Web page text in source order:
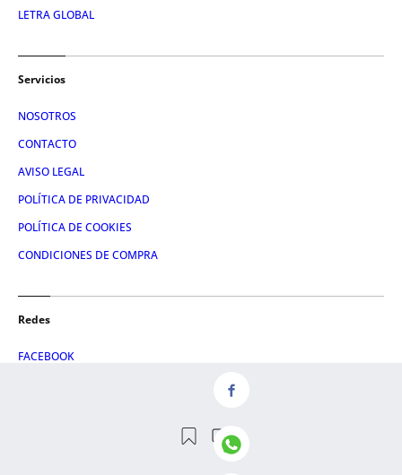
LETRA GLOBAL
Servicios
NOSOTROS
CONTACTO
AVISO LEGAL
POLÍTICA DE PRIVACIDAD
POLÍTICA DE COOKIES
CONDICIONES DE COMPRA
Redes
FACEBOOK